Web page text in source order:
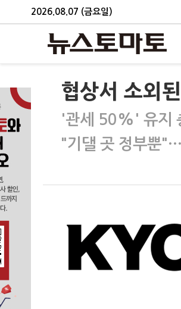
2026.08.07 (금요일)
협상서 소외
'관세 50%' 유지
"기댈 곳 정부뿐